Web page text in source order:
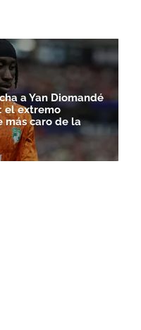
a Yan Diomandé
el extremo
más caro de la